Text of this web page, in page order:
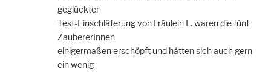
geglückter
Test-Einschläferung von Fräulein L. waren die fünf
ZaubererInnen
einigermaßen erschöpft und hätten sich auch gern
ein wenig